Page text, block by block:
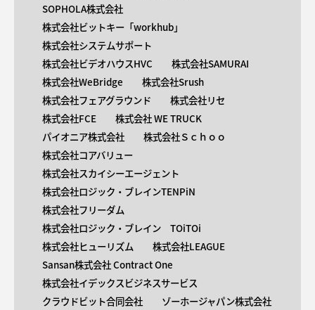
SOPHOLA株式会社
株式会社ビットキー「workhub」
株式会社システムサポート
株式会社ビデオハウスHVC
株式会社SAMURAI
株式会社WeBridge
株式会社Srush
株式会社フェアグラウンド
株式会社リセ
株式会社FCE
株式会社 WE TRUCK
パイオニア株式会社
株式会社Ｓｃｈｏｏ
株式会社コアバリュー
株式会社スカイシーエージェント
株式会社ロジック・ブレインTENPiN
株式会社フリーダム
株式会社ロジック・ブレイン TOiTOi
株式会社ヒューリズム
株式会社LEAGUE
Sansan株式会社 Contract One
株式会社イデックスビジネスサービス
クラウドビット合同会社
ゾーホージャパン株式会社